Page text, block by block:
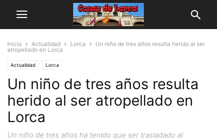
Inicio Actualidad Lorca
Un niño de tres años resulta herido al ser
atropellado en Lorca
Actualidad Lorca
Un niño de tres años resulta
herido al ser atropellado en
Lorca
Un niño de tres años ha tenido que ser trasladado al